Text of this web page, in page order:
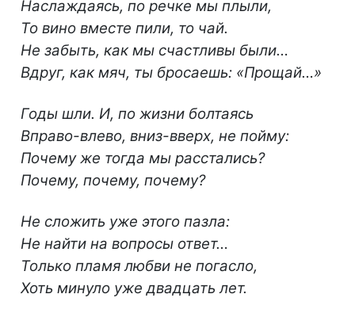
Наслаждаясь, по речке мы плыли,
То вино вместе пили, то чай.
Не забыть, как мы счастливы были…
Вдруг, как мяч, ты бросаешь: «Прощай…»
Годы шли. И, по жизни болтаясь
Вправо-влево, вниз-вверх, не пойму:
Почему же тогда мы расстались?
Почему, почему, почему?
Не сложить уже этого пазла:
Не найти на вопросы ответ…
Только пламя любви не погасло,
Хоть минуло уже двадцать лет.